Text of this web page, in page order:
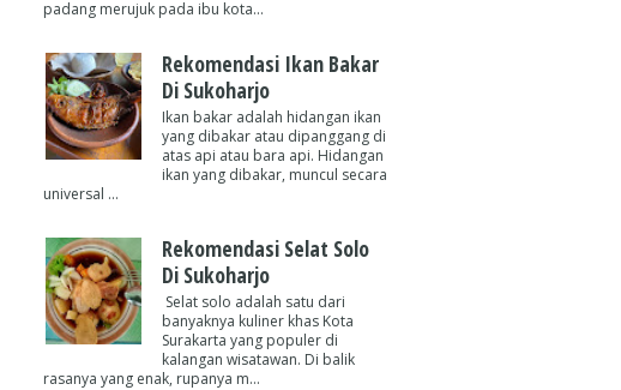
padang merujuk pada ibu kota...
Rekomendasi Ikan Bakar
Di Sukoharjo
Ikan bakar adalah hidangan ikan
yang dibakar atau dipanggang di
atas api atau bara api. Hidangan
ikan yang dibakar, muncul secara
universal ...
Rekomendasi Selat Solo
Di Sukoharjo
Selat solo adalah satu dari
banyaknya kuliner khas Kota
Surakarta yang populer di
kalangan wisatawan. Di balik
rasanya yang enak, rupanya m...